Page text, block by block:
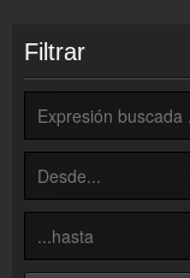
Programación
Contacto
Colaboración
Inserción de la radio
Filtrar